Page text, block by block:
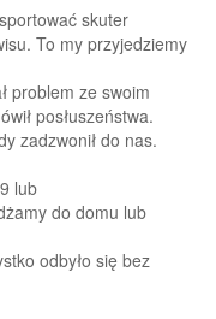
skuter
To my przyjedziemy
problem ze swoim
posłuszeństwa.
zadzwonił do nas.
lub
do domu lub
odbyło się bez